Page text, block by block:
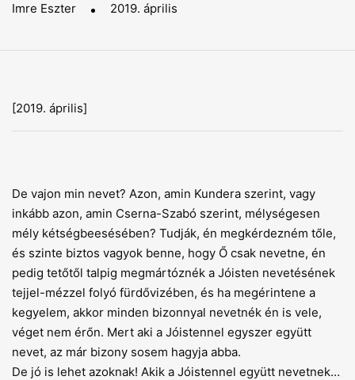
Imre Eszter 2019. április
[2019. április]
De vajon min nevet? Azon, amin Kundera szerint, vagy
inkább azon, amin Cserna-Szabó szerint, mélységesen
mély kétségbeesésében? Tudják, én megkérdezném tőle,
és szinte biztos vagyok benne, hogy Ő csak nevetne, én
pedig tetőtől talpig megmártóznék a Jóisten nevetésének
tejjel-mézzel folyó fürdővizében, és ha megérintene a
kegyelem, akkor minden bizonnyal nevetnék én is vele,
véget nem érőn. Mert aki a Jóistennel egyszer együtt
nevet, az már bizony sosem hagyja abba.
De jó is lehet azoknak! Akik a Jóistennel együtt nevetnek…